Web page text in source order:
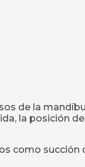
de la
la posición
como succión